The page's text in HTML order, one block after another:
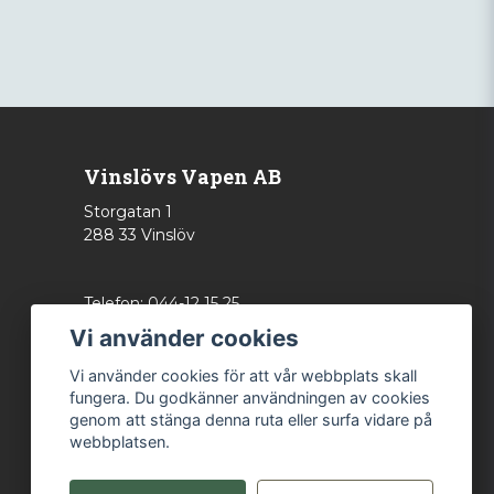
Vinslövs Vapen AB
Storgatan 1
288 33 Vinslöv
Telefon: 044-12 15 25
info@vinslovsvapen.se
Vi använder cookies
Vi använder cookies för att vår webbplats skall
fungera. Du godkänner användningen av cookies
genom att stänga denna ruta eller surfa vidare på
webbplatsen.